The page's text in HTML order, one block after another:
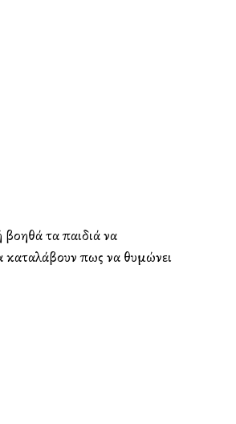
τα παιδιά να
καταλάβουν πως να θυμώνει